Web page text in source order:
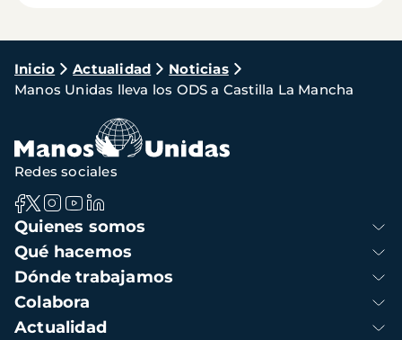
Ruta
de
navegación
Inicio Actualidad
Noticias
Manos Unidas lleva los ODS a Castilla La Mancha
Navegación
principal
Quienes somos
Qué hacemos
Dónde trabajamos
Colabora
Actualidad
Redes sociales